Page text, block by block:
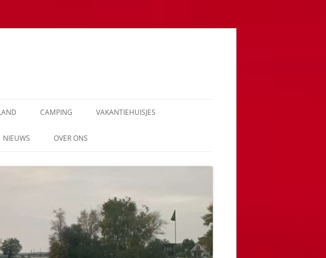
CAMPING VAKANTIEHUISJES
NIEUWS OVER ONS